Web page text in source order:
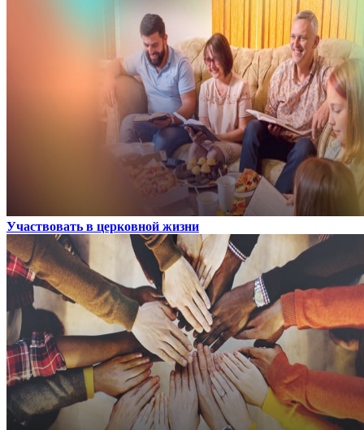
Участвовать в церковной жизни